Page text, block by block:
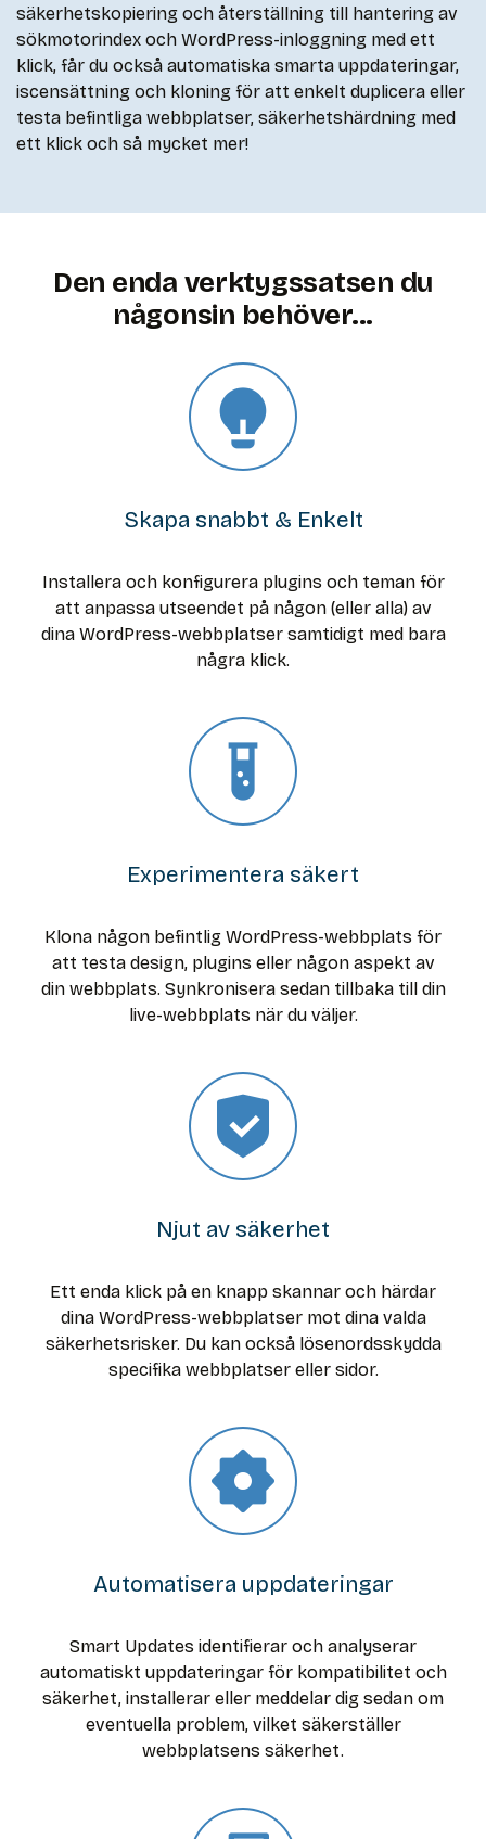
säkerhetskopiering och återställning till hantering av
sökmotorindex och WordPress-inloggning med ett
klick, får du också automatiska smarta uppdateringar,
iscensättning och kloning för att enkelt duplicera eller
testa befintliga webbplatser, säkerhetshärdning med
ett klick och så mycket mer!
Den enda verktygssatsen du
någonsin behöver...
Skapa snabbt & Enkelt
Installera och konfigurera plugins och teman för
att anpassa utseendet på någon (eller alla) av
dina WordPress-webbplatser samtidigt med bara
några klick.
Experimentera säkert
Klona någon befintlig WordPress-webbplats för
att testa design, plugins eller någon aspekt av
din webbplats. Synkronisera sedan tillbaka till din
live-webbplats när du väljer.
Njut av säkerhet
Ett enda klick på en knapp skannar och härdar
dina WordPress-webbplatser mot dina valda
säkerhetsrisker. Du kan också lösenordsskydda
specifika webbplatser eller sidor.
Automatisera uppdateringar
Smart Updates identifierar och analyserar
automatiskt uppdateringar för kompatibilitet och
säkerhet, installerar eller meddelar dig sedan om
eventuella problem, vilket säkerställer
webbplatsens säkerhet.